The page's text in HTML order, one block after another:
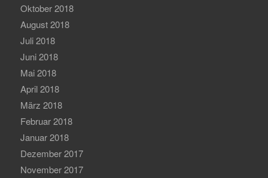
Oktober 2018
August 2018
Juli 2018
Juni 2018
Mai 2018
April 2018
März 2018
Februar 2018
Januar 2018
Dezember 2017
November 2017